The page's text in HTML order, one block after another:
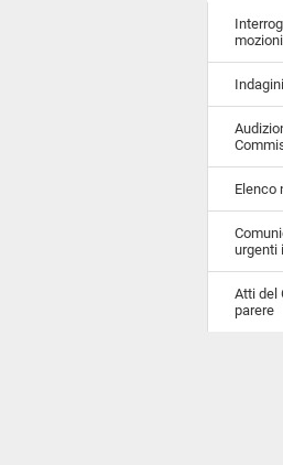
Elenco
urgenti
Atti del
parere